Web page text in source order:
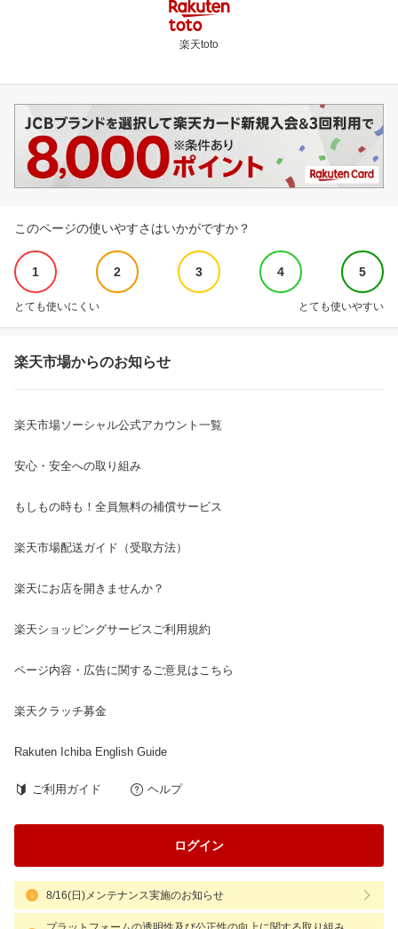
楽天toto
このページの使いやすさはいかがですか？
1 2 3 4 5
とても使いにくい とても使いやすい
楽天市場からのお知らせ
楽天市場ソーシャル公式アカウント一覧
安心・安全への取り組み
もしもの時も！全員無料の補償サービス
楽天市場配送ガイド（受取方法）
楽天にお店を開きませんか？
楽天ショッピングサービスご利用規約
ページ内容・広告に関するご意見はこちら
楽天クラッチ募金
Rakuten Ichiba English Guide
ご利用ガイド ヘルプ
ログイン
8/16(日)メンテナンス実施のお知らせ